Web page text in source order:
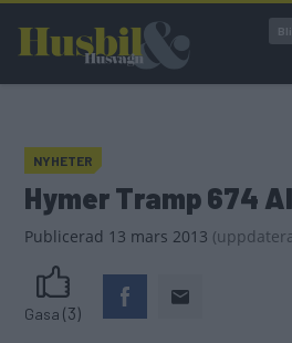
huvudinnehåll
NYHETER
Hymer Tramp 674
Publicerad 13 mars 2013 (
Gasa (3)